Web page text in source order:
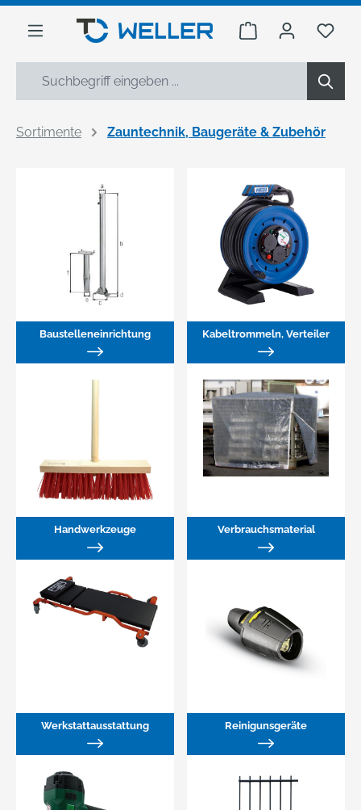
springen
Warenkorb Du
Sortimente Zauntechnik, Baugeräte & Zubehör
Baustelleneinrichtung Kabeltrommeln, Verteiler
Handwerkzeuge Verbrauchsmaterial
Werkstattausstattung Reinigunsgeräte